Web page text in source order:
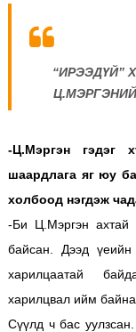
“ИРЭЭДҮЙ”
-Ц.Мэргэн гэдэг
шаардлага яг юу
холбоод нэгдэж
-Би Ц.Мэргэн ахтай
байсан. Дээд
харилцаатай
харилцвал ийм
Сүүлд ч бас